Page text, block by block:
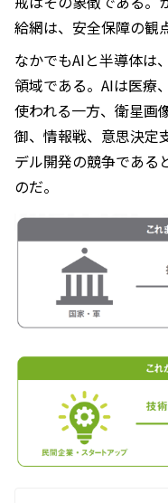
給網は、安全保障の観
なかでもAIと半導体は
領域である。AIは医療
使われる一方、衛星画
御、情報戦、意思決定
デル開発の競争である
のだ。